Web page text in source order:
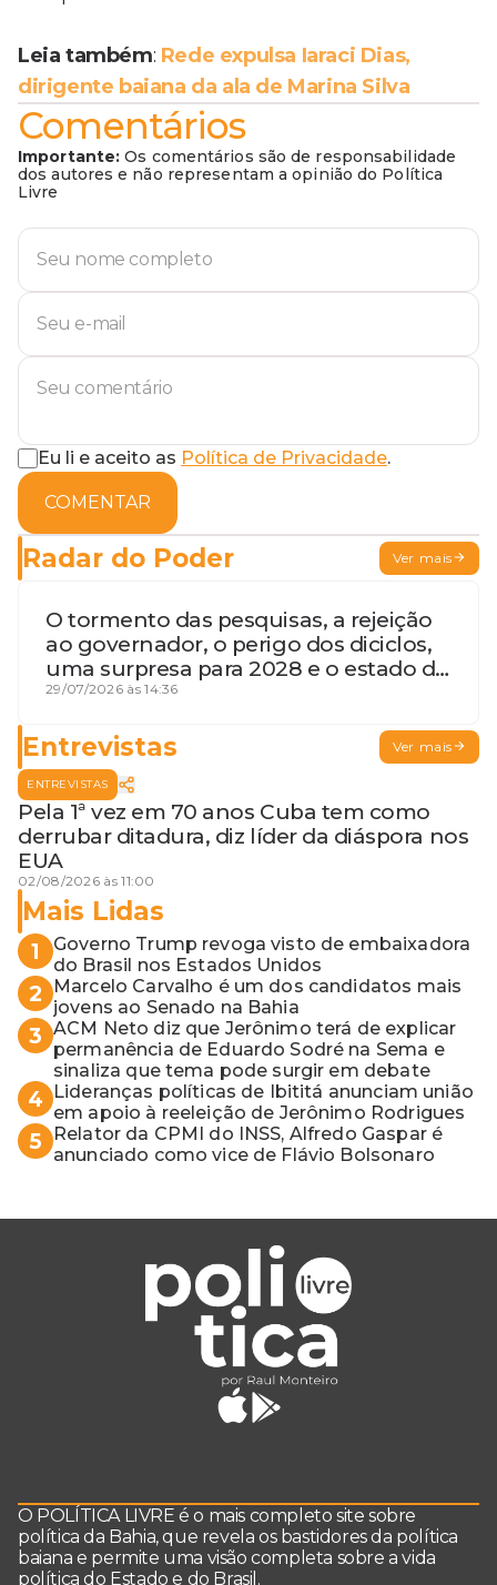
Leia também: Rede expulsa Iaraci Dias,
dirigente baiana da ala de Marina Silva
Comentários
Importante: Os comentários são de responsabilidade
dos autores e não representam a opinião do Política
Livre
Eu li e aceito as Política de Privacidade.
COMENTAR
Radar do Poder Ver mais
O tormento das pesquisas, a rejeição
ao governador, o perigo dos diciclos,
uma surpresa para 2028 e o estado de
terceira guerra mundial
29/07/2026 às 14:36
Entrevistas Ver mais
ENTREVISTAS
Pela 1ª vez em 70 anos Cuba tem como
derrubar ditadura, diz líder da diáspora nos
EUA
02/08/2026 às 11:00
Mais Lidas
1
Governo Trump revoga visto de embaixadora
do Brasil nos Estados Unidos
2
Marcelo Carvalho é um dos candidatos mais
jovens ao Senado na Bahia
3 ACM Neto diz que Jerônimo terá de explicar
permanência de Eduardo Sodré na Sema e
sinaliza que tema pode surgir em debate
4
Lideranças políticas de Ibititá anunciam união
em apoio à reeleição de Jerônimo Rodrigues
5
Relator da CPMI do INSS, Alfredo Gaspar é
anunciado como vice de Flávio Bolsonaro
O POLÍTICA LIVRE é o mais completo site sobre
política da Bahia, que revela os bastidores da política
baiana e permite uma visão completa sobre a vida
política do Estado e do Brasil.